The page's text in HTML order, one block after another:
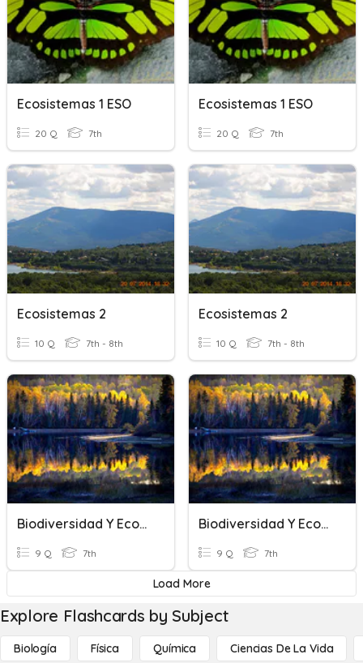
Ecosistemas 1 ESO
20 Q 7th
Ecosistemas 1 ESO
20 Q 7th
Ecosistemas 2
10 Q 7th - 8th
Ecosistemas 2
10 Q 7th - 8th
Biodiversidad Y Ecosistemas
9 Q 7th
Biodiversidad Y Ecosistemas
9 Q 7th
Load More
Explore Flashcards by Subject
Biología Física Química Ciencias De La Vida